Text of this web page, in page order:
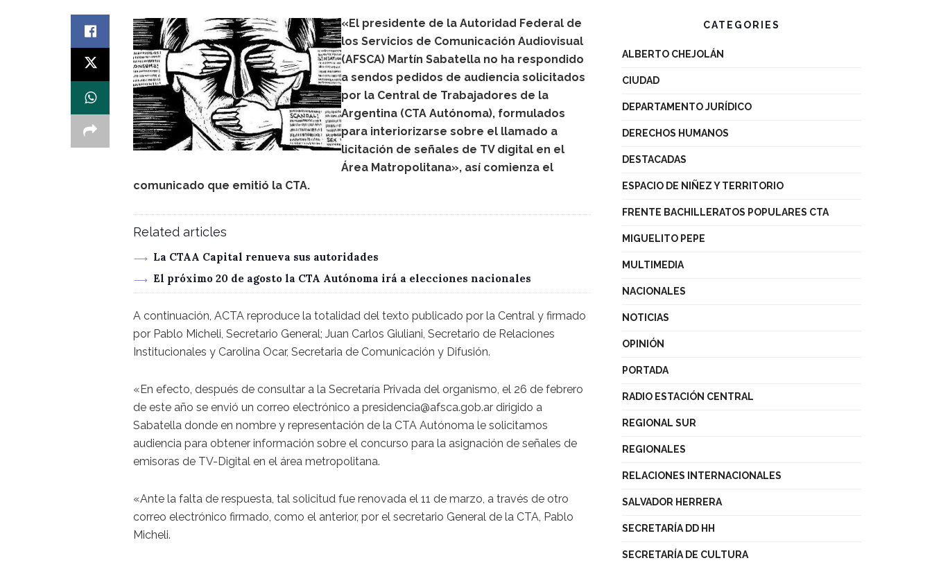
«El presidente de la Autoridad Federal de
los Servicios de Comunicación Audiovisual
(AFSCA) Martín Sabatella no ha respondido
a sendos pedidos de audiencia solicitados
por la Central de Trabajadores de la
Argentina (CTA Autónoma), formulados
para interiorizarse sobre el llamado a
licitación de señales de TV digital en el
Área Matropolitana», así comienza el
comunicado que emitió la CTA.
Related articles
La CTAA Capital renueva sus autoridades
El próximo 20 de agosto la CTA Autónoma irá a elecciones nacionales
A continuación, ACTA reproduce la totalidad del texto publicado por la Central y firmado
por Pablo Micheli, Secretario General; Juan Carlos Giuliani, Secretario de Relaciones
Institucionales y Carolina Ocar, Secretaria de Comunicación y Difusión.
«En efecto, después de consultar a la Secretaría Privada del organismo, el 26 de febrero
de este año se envió un correo electrónico a presidencia@afsca.gob.ar dirigido a
Sabatella donde en nombre y representación de la CTA Autónoma le solicitamos
audiencia para obtener información sobre el concurso para la asignación de señales de
emisoras de TV-Digital en el área metropolitana.
«Ante la falta de respuesta, tal solicitud fue renovada el 11 de marzo, a través de otro
correo electrónico firmado, como el anterior, por el secretario General de la CTA, Pablo
Micheli.
CATEGORIES
ALBERTO CHEJOLÁN
CIUDAD
DEPARTAMENTO JURÍDICO
DERECHOS HUMANOS
DESTACADAS
ESPACIO DE NIÑEZ Y TERRITORIO
FRENTE BACHILLERATOS POPULARES CTA
MIGUELITO PEPE
MULTIMEDIA
NACIONALES
NOTICIAS
OPINIÓN
PORTADA
RADIO ESTACIÓN CENTRAL
REGIONAL SUR
REGIONALES
RELACIONES INTERNACIONALES
SALVADOR HERRERA
SECRETARÍA DD HH
SECRETARÍA DE CULTURA